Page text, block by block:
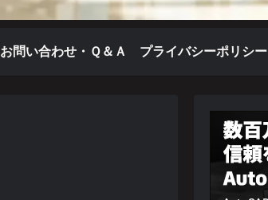
お問い合わせ・Ｑ＆Ａ プライバシーポリシー